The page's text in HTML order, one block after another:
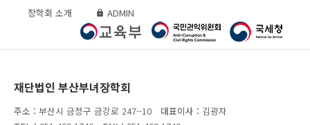
장학회 소개 ADMIN
재단법인 부산부녀장학회
주소 : 부산시 금정구 금강로 247--10 대표이사 : 김광자